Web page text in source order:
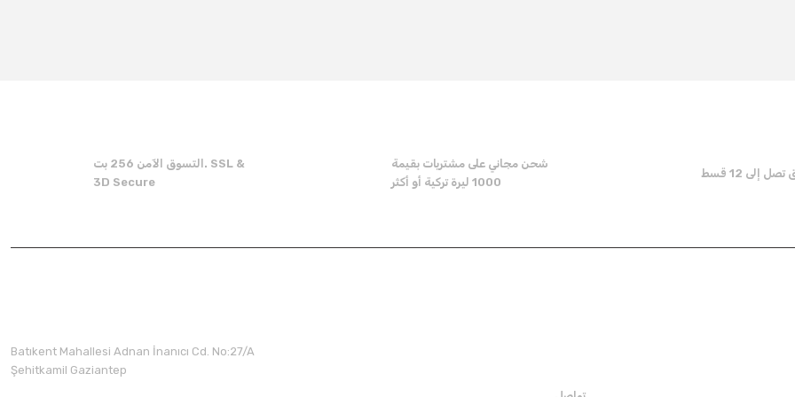
There should be other alternatives to this product.
التسوق الآمن 256 بت. SSL &
3D Secure
شحن مجاني على مشتريات بقيمة
1000 ليرة تركية أو أكثر
إلى 12 قسط
Batıkent Mahallesi Adnan İnanıcı Cd. No:27/A
Şehitkamil Gaziantep